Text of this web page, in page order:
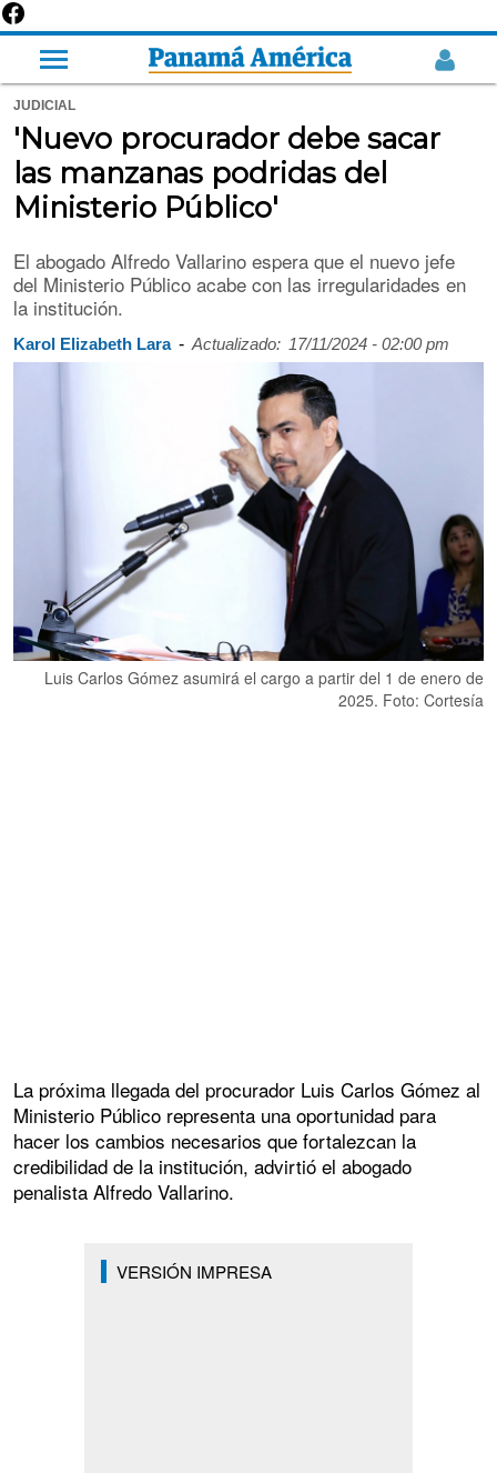
JUDICIAL
'Nuevo procurador debe sacar
las manzanas podridas del
Ministerio Público'
El abogado Alfredo Vallarino espera que el nuevo jefe
del Ministerio Público acabe con las irregularidades en
la institución.
Karol Elizabeth Lara - Actualizado: 17/11/2024 - 02:00 pm
Luis Carlos Gómez asumirá el cargo a partir del 1 de enero de
2025. Foto: Cortesía
La próxima llegada del procurador Luis Carlos Gómez al
Ministerio Público representa una oportunidad para
hacer los cambios necesarios que fortalezcan la
credibilidad de la institución, advirtió el abogado
penalista Alfredo Vallarino.
VERSIÓN IMPRESA